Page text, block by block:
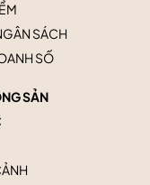
SÁCH
SỐ
SẢN